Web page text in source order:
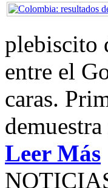
plebiscito
entre el
caras.
Leer Más